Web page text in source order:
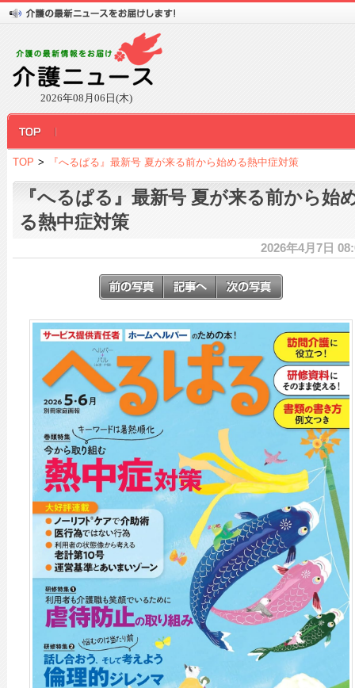
2026年08月06日(木)
TOP > 『へるぱる』最新号 夏が来る前から始める熱中症対策
『へるぱる』最新号 夏が来る前から始
る熱中症対策
2026年4月7日